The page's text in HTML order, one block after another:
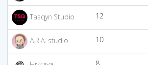
Tasqyn Studio 12
A.R.A. studio 10